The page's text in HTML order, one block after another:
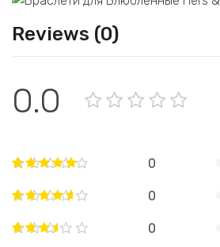
Reviews (0)
0.0
0
0
0